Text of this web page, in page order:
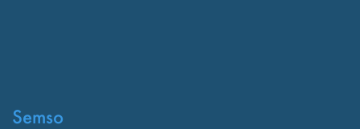
Semso